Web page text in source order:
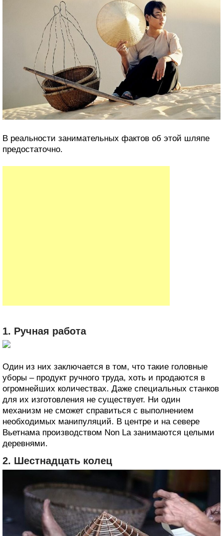
В реальности занимательных фактов об этой шляпе
предостаточно.
1. Ручная работа
Один из них заключается в том, что такие головные
уборы – продукт ручного труда, хоть и продаются в
огромнейших количествах. Даже специальных станков
для их изготовления не существует. Ни один
механизм не сможет справиться с выполнением
необходимых манипуляций. В центре и на севере
Вьетнама производством Non La занимаются целыми
деревнями.
2. Шестнадцать колец